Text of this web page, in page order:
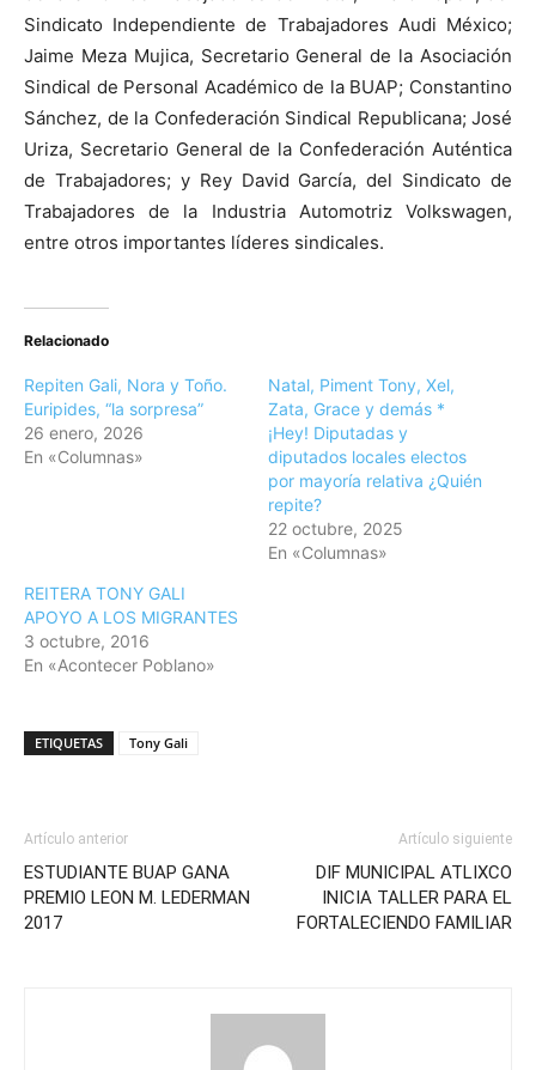
Sindicato Independiente de Trabajadores Audi México;
Jaime Meza Mujica, Secretario General de la Asociación
Sindical de Personal Académico de la BUAP; Constantino
Sánchez, de la Confederación Sindical Republicana; José
Uriza, Secretario General de la Confederación Auténtica
de Trabajadores; y Rey David García, del Sindicato de
Trabajadores de la Industria Automotriz Volkswagen,
entre otros importantes líderes sindicales.
Relacionado
Repiten Gali, Nora y Toño.
Euripides, “la sorpresa”
26 enero, 2026
En «Columnas»
Natal, Piment Tony, Xel,
Zata, Grace y demás *
¡Hey! Diputadas y
diputados locales electos
por mayoría relativa ¿Quién
repite?
22 octubre, 2025
En «Columnas»
REITERA TONY GALI
APOYO A LOS MIGRANTES
3 octubre, 2016
En «Acontecer Poblano»
ETIQUETAS Tony Gali
Artículo anterior
ESTUDIANTE BUAP GANA
PREMIO LEON M. LEDERMAN
2017
Artículo siguiente
DIF MUNICIPAL ATLIXCO
INICIA TALLER PARA EL
FORTALECIENDO FAMILIAR